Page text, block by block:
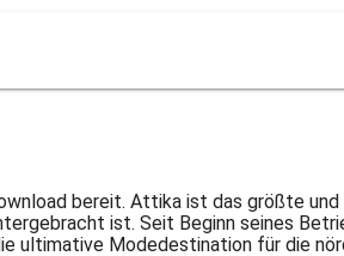
bereit. Attika ist das größte
ist. Seit Beginn seines
ultimative Modedestination für die